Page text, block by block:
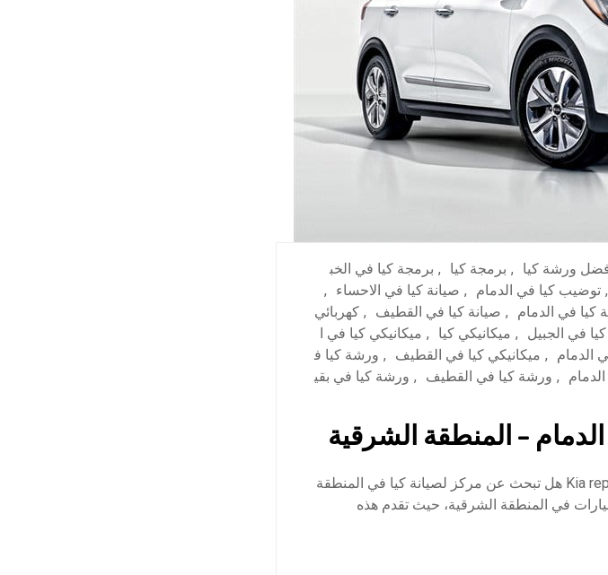
ورشة كيا , برمجة كيا , برمجة كيا في الخب
, توضيب كيا في الدمام , صيانة كيا في الاحساء
,
كيا في الدمام , صيانة كيا في القطيف , كهربائي
في الجبيل , ميكانيكي كيا , ميكانيكي كيا في ا
الدمام , ميكانيكي كيا في القطيف , ورشة كيا ف
, ورشة كيا في القطيف , ورشة كيا في بقي
– المنطقة الشرقية
افضل ورشة كيا في الخبر – الدمام Kia repair workshop هل تبحث عن مركز لصيانة كيا في المنطقة
في المنطقة الشرقية، حيث تقدم هذه